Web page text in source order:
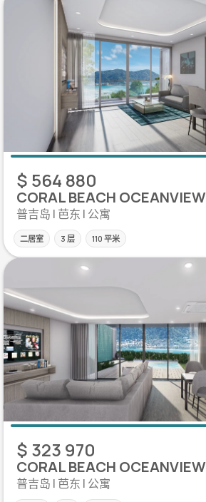
$ 564 880
CORAL BEACH OCEANVIEW
普吉岛 | 芭东 | 公寓
二居室 3 层 110 平米
$ 323 970
CORAL BEACH OCEANVIEW
普吉岛 | 芭东 | 公寓